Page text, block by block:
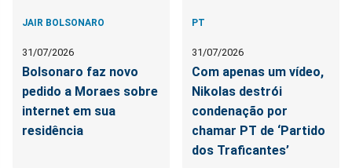
JAIR BOLSONARO
31/07/2026
Bolsonaro faz novo
pedido a Moraes sobre
internet em sua
residência
PT
31/07/2026
Com apenas um vídeo,
Nikolas destrói
condenação por
chamar PT de ‘Partido
dos Traficantes’